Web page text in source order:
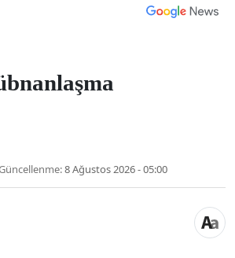
8 Ağustos 2026 - 05:00